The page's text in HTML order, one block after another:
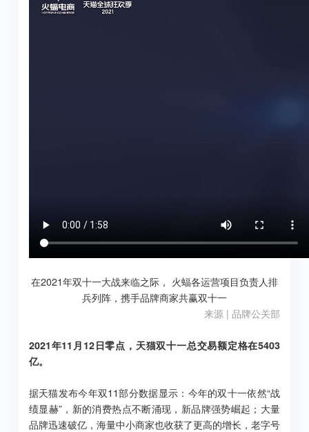
在2021年双十一大战来临之际， 火蝠各运营项目负责人排
兵列阵，携手品牌商家共赢双十一
来源 | 品牌公关部
2021年11月12日零点，天猫双十一总交易额定格在5403
亿。
据天猫发布今年双11部分数据显示：今年的双十一依然“战
绩显赫”，新的消费热点不断涌现，新品牌强势崛起；大量
品牌迅速破亿，海量中小商家也收获了更高的增长，老字号